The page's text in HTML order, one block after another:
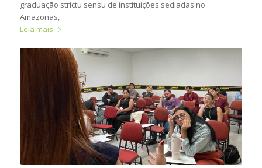
graduação strictu sensu de instituições sediadas no
Amazonas,
Leia mais